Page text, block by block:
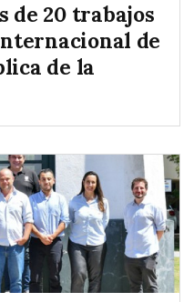
de 20 trabajos
de
de la